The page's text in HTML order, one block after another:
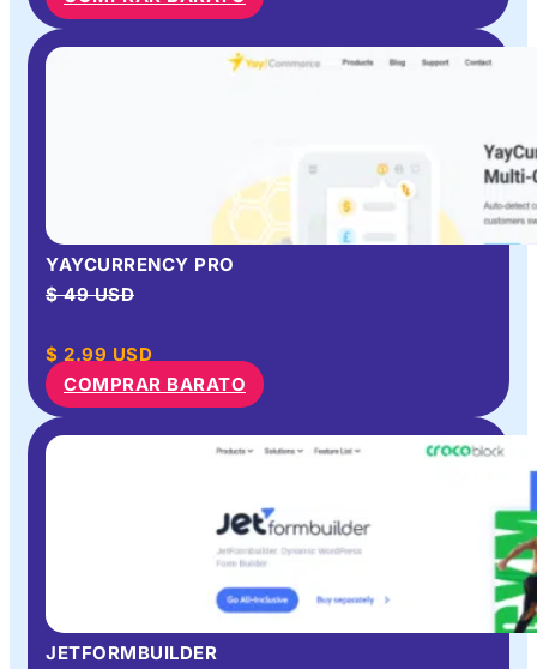
YAYCURRENCY PRO
$ 49 USD
$ 2.99 USD
COMPRAR BARATO
JETFORMBUILDER